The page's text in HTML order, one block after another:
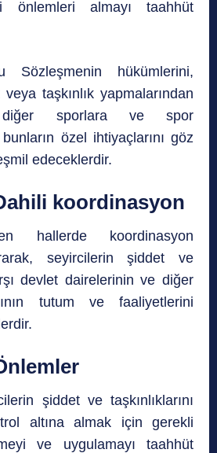
önlemleri almayı taahhüt
hükümlerini,
taşkınlık yapmalarından
diğer sporlara ve spor
özel ihtiyaçlarını göz
edeceklerdir.
koordinasyon
hallerde koordinasyon
seyircilerin şiddet ve
devlet dairelerinin ve diğer
tutum ve faaliyetlerini
şiddet ve taşkınlıklarını
altına almak için gerekli
ve uygulamayı taahhüt